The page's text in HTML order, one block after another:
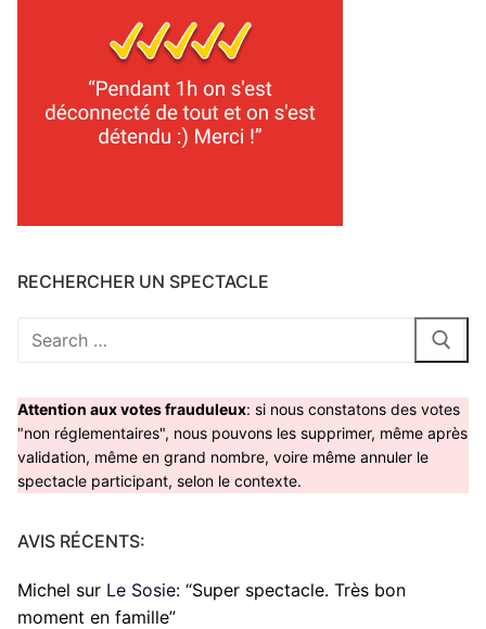
RECHERCHER UN SPECTACLE
Rechercher
Attention aux votes frauduleux: si nous constatons des votes
"non réglementaires", nous pouvons les supprimer, même après
validation, même en grand nombre, voire même annuler le
spectacle participant, selon le contexte.
AVIS RÉCENTS:
Michel sur Le Sosie: “Super spectacle. Très bon
moment en famille”